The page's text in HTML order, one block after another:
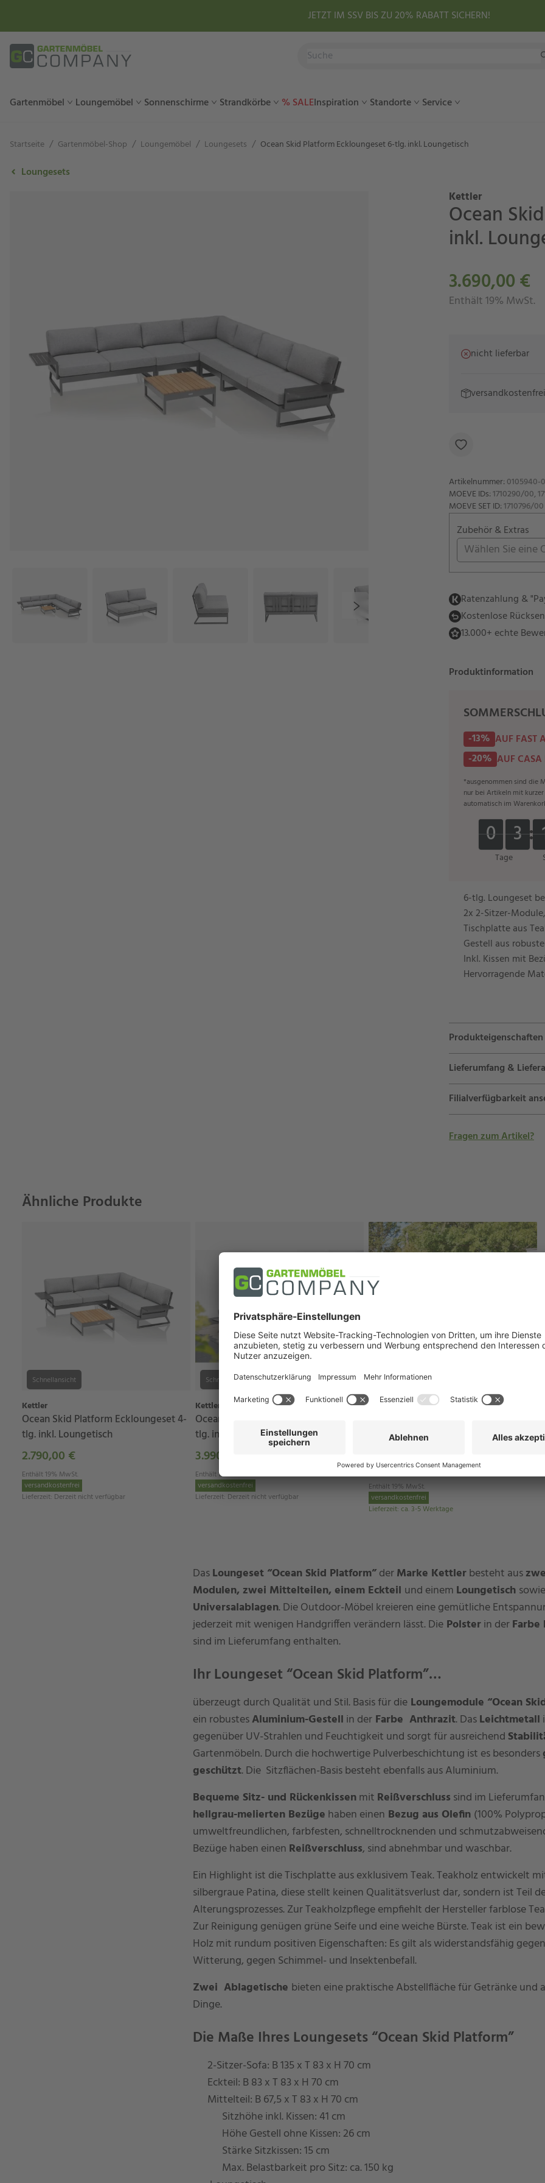
JETZT IM SSV BIS ZU 20% RABATT SICHERN!
Gartenmöbel Loungemöbel Sonnenschirme Strandkörbe % SALEInspiration Standorte Service
Startseite / Gartenmöbel-Shop / Loungemöbel / Loungesets / Ocean Skid Platform Eckloungeset 6-tlg. inkl. Loungetisch
Loungesets
Kettler
Ocean
inkl.
3.690,00 €
Enthält 19% MwSt.
nicht lieferbar
versandkostenfrei
Artikelnummer: 0105940-
MOEVE IDs:1710290/00,
MOEVE SET ID:1710796/00
Zubehör & Extras
Wählen Sie eine
Ratenzahlung &
Kostenlose
13.000+ echte
Produktinformation
-13% AUF FAST
-20% AUF
*ausgenommen sind die
nur bei Artikeln mit
automatisch im
Tage
0
0
0
0 3
3
3
3
6-tlg. Loungeset
2x 2-Sitzer-
Tischplatte aus
Gestell aus
Inkl. Kissen mit
Hervorragende
Produkteigenschaften
Lieferumfang &
Filialverfügbarkeit
Fragen zum Artikel?
Ähnliche Produkte
Schnellansicht
Kettler
Ocean Skid Platform Eckloungeset 4-
tlg. inkl. Loungetisch
2.790,00 €
Enthält 19% MwSt.
versandkostenfrei
Lieferzeit: Derzeit nicht verfügbar
Schnellansicht
Kettler
Ocean Skid Platform Eckloungeset 7-
tlg. inkl. Loungetisch
3.990,00 €
Enthält 19% MwSt.
versandkostenfrei
Lieferzeit: Derzeit nicht verfügbar
alle Varianten in der Schnellansicht
CASA DOMA
Aluminium mit Teak-Ablagen
UVP: 5.451,00 €
Enthält 19% MwSt.
versandkostenfrei
Lieferzeit: ca. 3-5 Werktage
DasLoungeset “Ocean Skid Platform”derMarke Kettlerbesteht aus
Modulen, zwei Mittelteilen, einem Eckteil und einem Loungetisch sowie
Universalablagen. Die Outdoor-Möbel kreieren eine gemütliche
jederzeit mit wenigen Handgriffen verändern lässt. DiePolsterin der
sind im Lieferumfang enthalten.
Ihr Loungeset “Ocean Skid Platform”…
überzeugt durch Qualität und Stil. Basis für dieLoungemodule “Ocean
ein robustesAluminium-Gestell in derFarbe Anthrazit. DasLeichtmetall
gegenüber UV-Strahlen und Feuchtigkeit und sorgt für ausreichend
Gartenmöbeln. Durch die hochwertige Pulverbeschichtung ist es besonders
geschützt. Die Sitzflächen-Basis besteht ebenfalls aus Aluminium.
Bequeme Sitz- und Rückenkissenmit Reißverschluss sind im
hellgrau-melierten Bezüge haben einen Bezug aus Olefin (100%
umweltfreundlichen, farbfesten, schnelltrocknenden und
Bezüge haben einen Reißverschluss, sind abnehmbar und waschbar.
Ein Highlight ist die Tischplatte aus exklusivem Teak. Teakholz entwickelt
silbergraue Patina, diese stellt keinen Qualitätsverlust dar, sondern ist Teil
Alterungsprozesses. Zur Teakholzpflege empfiehlt der Hersteller farblose
Zur Reinigung genügen grüne Seife und eine weiche Bürste. Teak ist ein
Holz mit rundum positiven Eigenschaften: Es gilt als widerstandsfähig
Witterung, gegen Schimmel- und Insektenbefall.
Zwei Ablagetische bieten eine praktische Abstellfläche für Getränke und
Dinge.
Die Maße Ihres Loungesets “Ocean Skid Platform”
2-Sitzer-Sofa: B 135 x T 83 x H 70 cm
Eckteil: B 83 x T 83 x H 70 cm
Mittelteil: B 67,5 x T 83 x H 70 cm
Sitzhöhe inkl. Kissen: 41 cm
Höhe Gestell ohne Kissen: 26 cm
Stärke Sitzkissen: 15 cm
Max. Belastbarkeit pro Sitz: ca. 150 kg